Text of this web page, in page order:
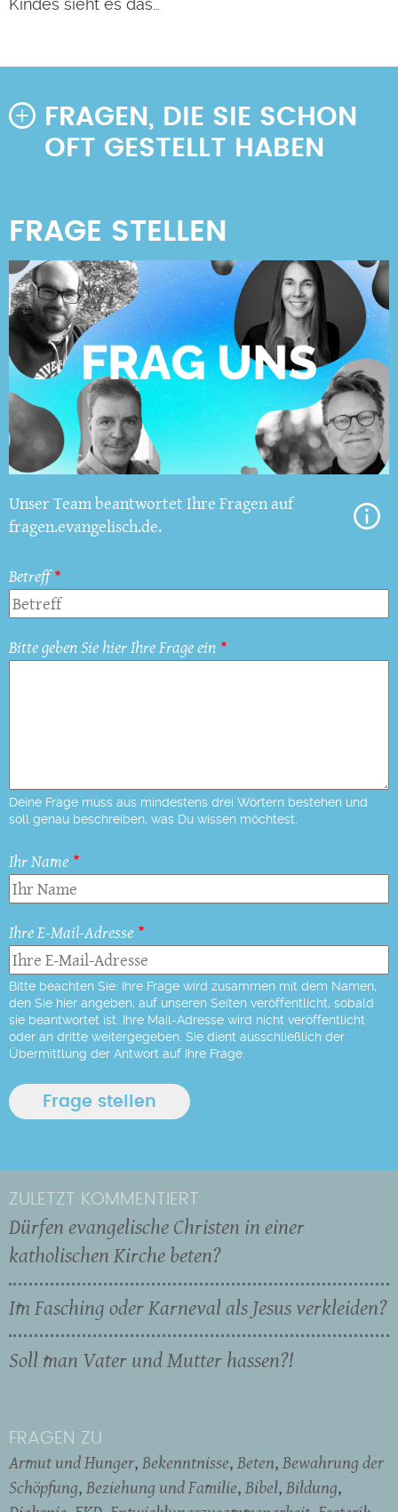
Kindes sieht es das…
FRAGEN, DIE SIE SCHON
OFT GESTELLT HABEN
Unser Team beantwortet Ihre Fragen auf
fragen.evangelisch.de.
Betreff
Bitte geben Sie hier Ihre Frage ein
Deine Frage muss aus mindestens drei Wörtern bestehen und
soll genau beschreiben, was Du wissen möchtest.
Ihr Name
Ihre E-Mail-Adresse
Bitte beachten Sie: Ihre Frage wird zusammen mit dem Namen,
den Sie hier angeben, auf unseren Seiten veröffentlicht, sobald
sie beantwortet ist. Ihre Mail-Adresse wird nicht veröffentlicht
oder an dritte weitergegeben. Sie dient ausschließlich der
Übermittlung der Antwort auf Ihre Frage.
ZULETZT KOMMENTIERT
Dürfen evangelische Christen in einer
katholischen Kirche beten?
Im Fasching oder Karneval als Jesus verkleiden?
Soll man Vater und Mutter hassen?!
FRAGEN ZU
Armut und Hunger Bekenntnisse Beten Bewahrung der
Schöpfung Beziehung und Familie Bibel Bildung